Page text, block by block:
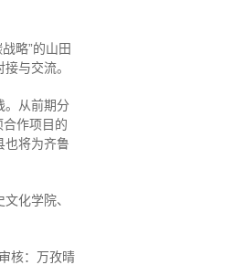
略”的山田
与交流。
。从前期分
合作项目的
也将为齐鲁
化学院、
核：万孜晴